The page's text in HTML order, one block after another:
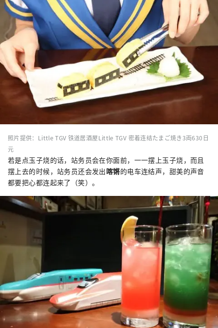
照片提供：Little TGV 铁道居酒屋Little TGV 密着连结たまご焼き3両630日
元
若是点玉子烧的话，站务员会在你面前，一一摆上玉子烧，而且
摆上去的时候，站务员还会发出喀锵的电车连结声，甜美的声音
都要把心都连起来了（笑）。